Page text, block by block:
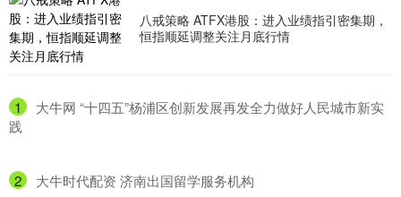
八戒策略 ATFX港股：进入业绩指引密集期，
恒指顺延调整关注月底行情
1
​大牛网 “十四五”杨浦区创新发展再发全力做好人民城市新实
践
2 ​大牛时代配资 济南出国留学服务机构